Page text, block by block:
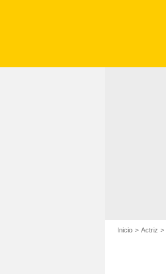
Inicio Actriz